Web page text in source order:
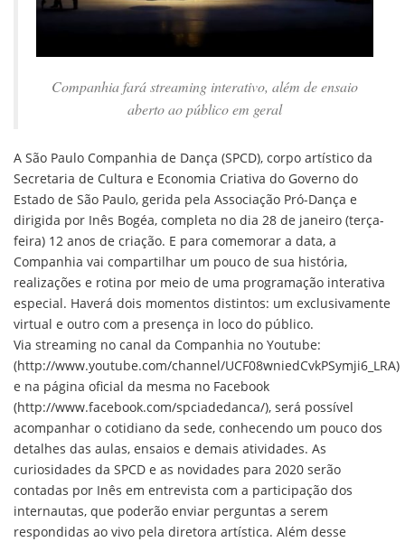
Companhia fará streaming interativo, além de ensaio
aberto ao público em geral
A São Paulo Companhia de Dança (SPCD), corpo artístico da
Secretaria de Cultura e Economia Criativa do Governo do
Estado de São Paulo, gerida pela Associação Pró-Dança e
dirigida por Inês Bogéa, completa no dia 28 de janeiro (terça-
feira) 12 anos de criação. E para comemorar a data, a
Companhia vai compartilhar um pouco de sua história,
realizações e rotina por meio de uma programação interativa
especial. Haverá dois momentos distintos: um exclusivamente
virtual e outro com a presença in loco do público.
Via streaming no canal da Companhia no Youtube:
(http://www.youtube.com/channel/UCF08wniedCvkPSymji6_LRA)
e na página oficial da mesma no Facebook
(http://www.facebook.com/spciadedanca/), será possível
acompanhar o cotidiano da sede, conhecendo um pouco dos
detalhes das aulas, ensaios e demais atividades. As
curiosidades da SPCD e as novidades para 2020 serão
contadas por Inês em entrevista com a participação dos
internautas, que poderão enviar perguntas a serem
respondidas ao vivo pela diretora artística. Além desse